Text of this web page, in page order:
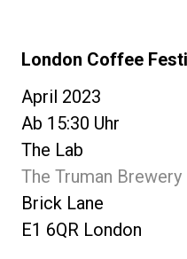
London Coffee
April 2023
Ab 15:30 Uhr
The Lab
The Truman Brewery
Brick Lane
E1 6QR London